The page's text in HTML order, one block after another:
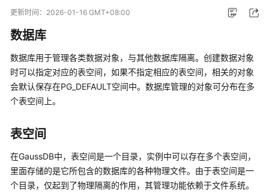
动
务
公
告
品
介
绍
计
更新时间： 2026-01-16 GMT+08:00
数据库
数据库用于管理各类数据对象，与其他数据库隔离。创建数据对象
时可以指定对应的表空间，如果不指定相应的表空间，相关的对象
会默认保存在PG_DEFAULT空间中。数据库管理的对象可分布在多
个表空间上。
表空间
在GaussDB中，表空间是一个目录，实例中可以存在多个表空间，
里面存储的是它所包含的数据库的各种物理文件。由于表空间是一
个目录，仅起到了物理隔离的作用，其管理功能依赖于文件系统。